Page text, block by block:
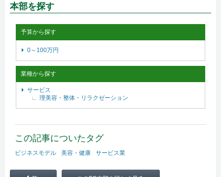
本部を探す
予算から探す
0～100万円
業種から探す
サービス
理美容・整体・リラクゼーション
この記事についたタグ
ビジネスモデル 美容・健康 サービス業